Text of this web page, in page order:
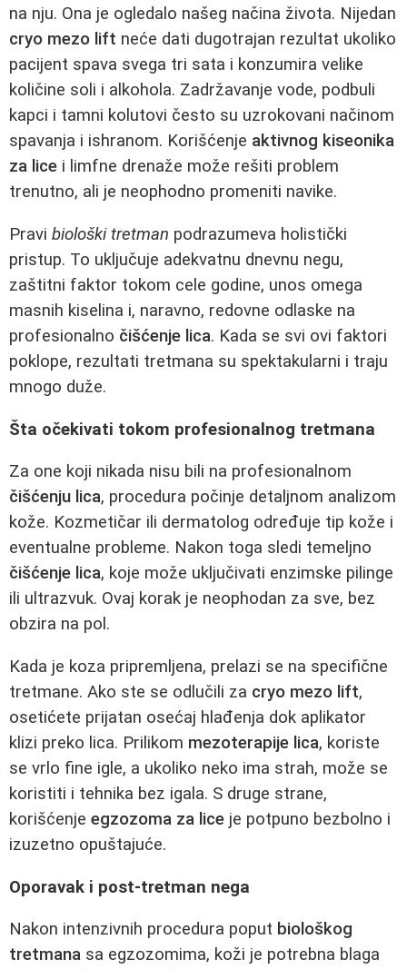
na nju. Ona je ogledalo našeg načina života. Nijedan
cryo mezo lift neće dati dugotrajan rezultat ukoliko
pacijent spava svega tri sata i konzumira velike
količine soli i alkohola. Zadržavanje vode, podbuli
kapci i tamni kolutovi često su uzrokovani načinom
spavanja i ishranom. Korišćenje aktivnog kiseonika
za lice i limfne drenaže može rešiti problem
trenutno, ali je neophodno promeniti navike.
Pravi biološki tretman podrazumeva holistički
pristup. To uključuje adekvatnu dnevnu negu,
zaštitni faktor tokom cele godine, unos omega
masnih kiselina i, naravno, redovne odlaske na
profesionalno čišćenje lica. Kada se svi ovi faktori
poklope, rezultati tretmana su spektakularni i traju
mnogo duže.
Šta očekivati tokom profesionalnog tretmana
Za one koji nikada nisu bili na profesionalnom
čišćenju lica, procedura počinje detaljnom analizom
kože. Kozmetičar ili dermatolog određuje tip kože i
eventualne probleme. Nakon toga sledi temeljno
čišćenje lica, koje može uključivati enzimske pilinge
ili ultrazvuk. Ovaj korak je neophodan za sve, bez
obzira na pol.
Kada je koza pripremljena, prelazi se na specifične
tretmane. Ako ste se odlučili za cryo mezo lift,
osetićete prijatan osećaj hlađenja dok aplikator
klizi preko lica. Prilikom mezoterapije lica, koriste
se vrlo fine igle, a ukoliko neko ima strah, može se
koristiti i tehnika bez igala. S druge strane,
korišćenje egzozoma za lice je potpuno bezbolno i
izuzetno opuštajuće.
Oporavak i post-tretman nega
Nakon intenzivnih procedura poput biološkog
tretmana sa egzozomima, koži je potrebna blaga